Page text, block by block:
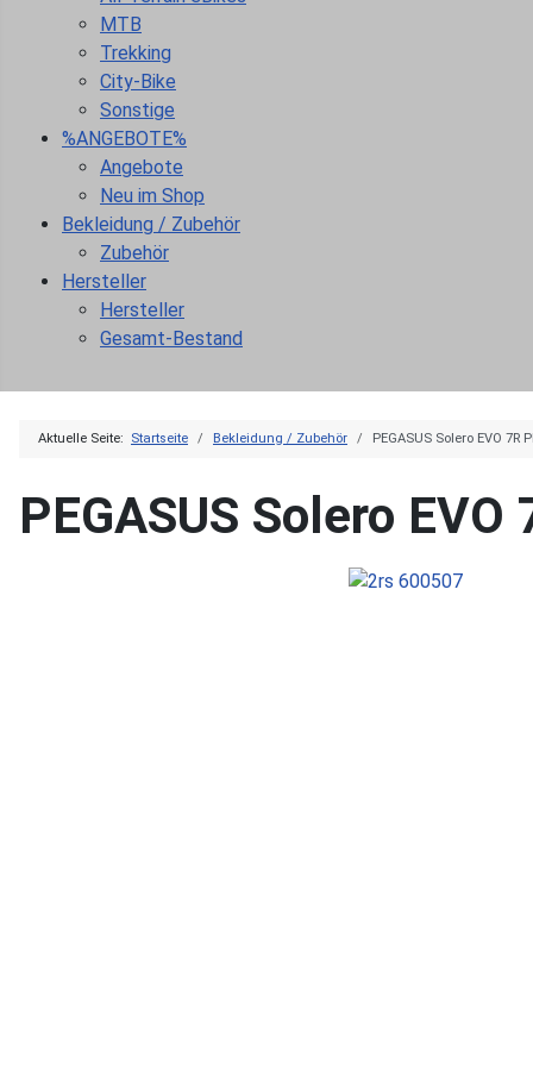
MTB
Trekking
City-Bike
Sonstige
%ANGEBOTE%
Angebote
Neu im Shop
Bekleidung / Zubehör
Zubehör
Hersteller
Hersteller
Gesamt-Bestand
Aktuelle Seite: Startseite Bekleidung / Zubehör PEGASUS Solero EVO 7R
PEGASUS Solero EVO